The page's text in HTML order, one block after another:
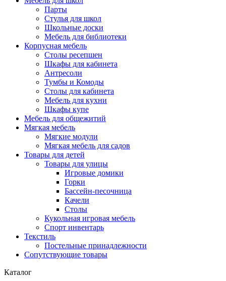
Парты
Стулья для школ
Школьные доски
Мебель для библиотеки
Корпусная мебель
Столы ресепшен
Шкафы для кабинета
Антресоли
Тумбы и Комоды
Столы для кабинета
Мебель для кухни
Шкафы купе
Мебель для общежитий
Мягкая мебель
Мягкие модули
Мягкая мебель для садов
Товары для детей
Товары для улицы
Игровые домики
Горки
Бассейн-песочница
Качели
Столы
Кукольная игровая мебель
Спорт инвентарь
Текстиль
Постельные принадлежности
Сопутствующие товары
Каталог